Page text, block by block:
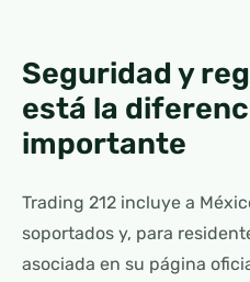
Seguridad y
está la
importante
Trading 212 incluye a
soportados y, para
asociada en su página